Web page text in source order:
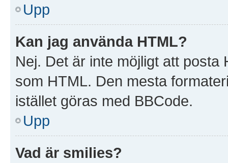
Upp
Kan jag använda HTML?
Nej. Det är inte möjligt att
som HTML. Den mesta
istället göras med BBCode.
Upp
Vad är smilies?